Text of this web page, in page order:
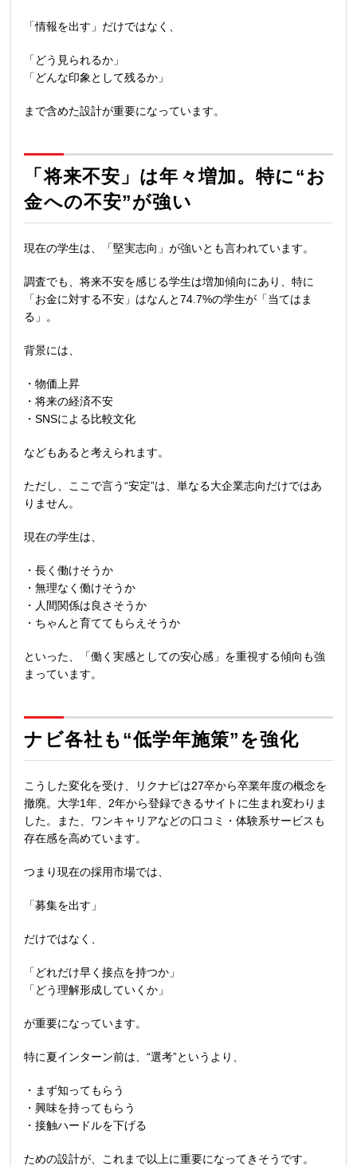
「情報を出す」だけではなく、
「どう見られるか」
「どんな印象として残るか」
まで含めた設計が重要になっています。
「将来不安」は年々増加。特に“お
金への不安”が強い
現在の学生は、「堅実志向」が強いとも言われています。
調査でも、将来不安を感じる学生は増加傾向にあり、特に
「お金に対する不安」はなんと74.7%の学生が「当てはま
る」。
背景には、
・物価上昇
・将来の経済不安
・SNSによる比較文化
などもあると考えられます。
ただし、ここで言う“安定”は、単なる大企業志向だけではあ
りません。
現在の学生は、
・長く働けそうか
・無理なく働けそうか
・人間関係は良さそうか
・ちゃんと育ててもらえそうか
といった、「働く実感としての安心感」を重視する傾向も強
まっています。
ナビ各社も“低学年施策”を強化
こうした変化を受け、リクナビは27卒から卒業年度の概念を
撤廃。大学1年、 2年から登録できるサイトに生まれ変わりま
した。また、ワンキャリアなどの口コミ・体験系サービスも
存在感を高めています。
つまり現在の採用市場では、
「募集を出す」
だけではなく、
「どれだけ早く接点を持つか」
「どう理解形成していくか」
が重要になっています。
特に夏インターン前は、“選考”というより、
・まず知ってもらう
・興味を持ってもらう
・接触ハードルを下げる
ための設計が、これまで以上に重要になってきそうです。